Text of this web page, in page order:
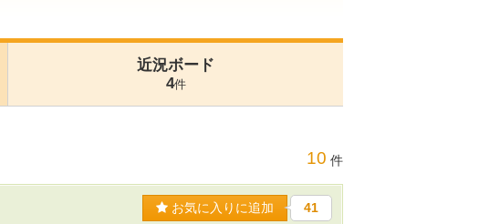
近況ボード
4件
10 件
お気に入りに追加 41